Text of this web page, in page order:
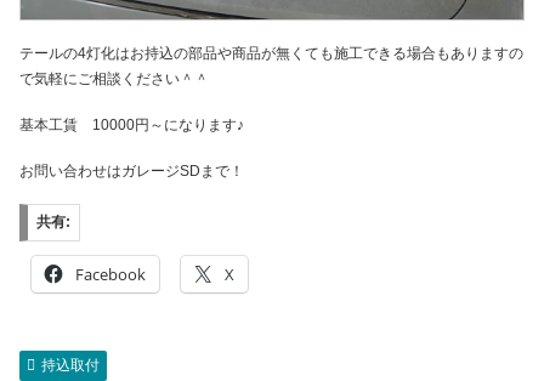
テールの4灯化はお持込の部品や商品が無くても施工できる場合もありますの
で気軽にご相談ください＾＾
基本工賃 10000円～になります♪
お問い合わせはガレージSDまで！
共有:
Facebook X
持込取付